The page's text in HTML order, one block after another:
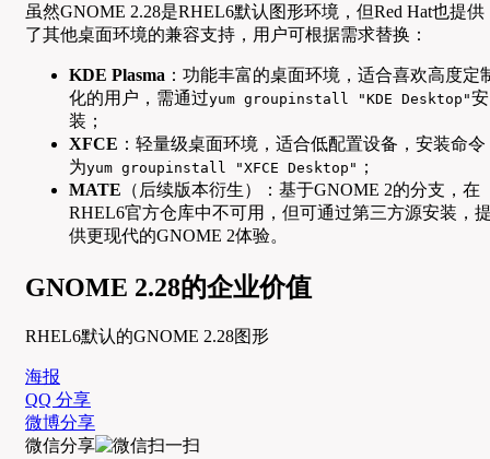
虽然GNOME 2.28是RHEL6默认图形环境，但Red Hat也提供
了其他桌面环境的兼容支持，用户可根据需求替换：
KDE Plasma ：功能丰富的桌面环境，适合喜欢高度定
化的用户，需通过yum groupinstall "KDE Desktop"安
装；
XFCE ：轻量级桌面环境，适合低配置设备，安装命令
为yum groupinstall "XFCE Desktop" ；
MATE （后续版本衍生）：基于GNOME 2的分支，在
RHEL6官方仓库中不可用，但可通过第三方源安装，
供更现代的GNOME 2体验。
GNOME 2.28的企业价值
RHEL6默认的GNOME 2.28图形
海报
QQ 分享
微博分享
微信分享